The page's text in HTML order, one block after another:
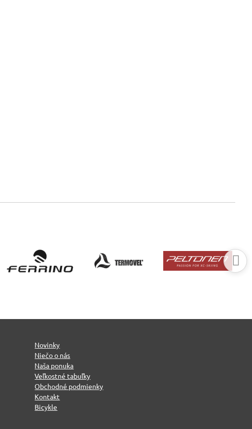
Novinky
Niečo o nás
Naša ponuka
Veľkostné tabuľky
Obchodné podmienky
Kontakt
Bicykle